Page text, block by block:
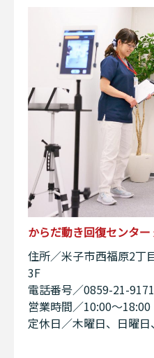
からだ動き回復センタ
住所／米子市西福原2丁
3F
電話番号／0859-21-
営業時間／10:00〜18:00
定休日／木曜日、日曜日